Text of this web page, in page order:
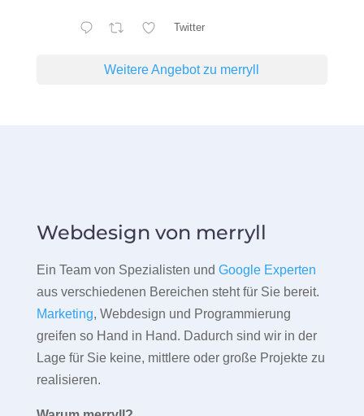
Twitter
Weitere Angebot zu merryll
Webdesign von merryll
Ein Team von Spezialisten und Google Experten
aus verschiedenen Bereichen steht für Sie bereit.
Marketing, Webdesign und Programmierung
greifen so Hand in Hand. Dadurch sind wir in der
Lage für Sie keine, mittlere oder große Projekte zu
realisieren.